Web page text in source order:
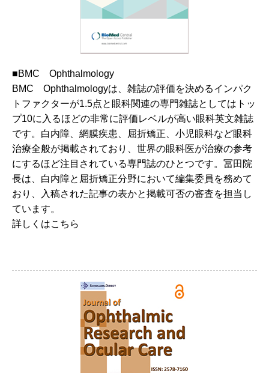
■BMC Ophthalmology
BMC Ophthalmologyは、雑誌の評価を決めるインパク
トファクターが1.5点と眼科関連の専門雑誌としてはトッ
プ10に入るほどの非常に評価レベルが高い眼科英文雑誌
です。白内障、網膜疾患、屈折矯正、小児眼科など眼科
治療全般が掲載されており、世界の眼科医が治療の参考
にするほど注目されている専門誌のひとつです。冨田院
長は、白内障と屈折矯正分野において編集委員を務めて
おり、入稿された記事の表かと掲載可否の審査を担当し
ています。
詳しくはこちら